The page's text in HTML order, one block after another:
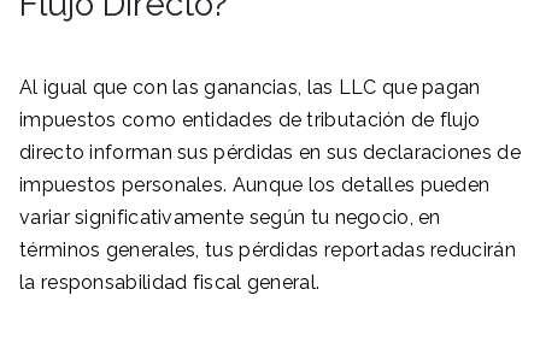
Al igual que con las ganancias, las LLC que pagan
impuestos como entidades de tributación de flujo
directo informan sus pérdidas en sus declaraciones de
impuestos personales. Aunque los detalles pueden
variar significativamente según tu negocio, en
términos generales, tus pérdidas reportadas reducirán
la responsabilidad fiscal general.